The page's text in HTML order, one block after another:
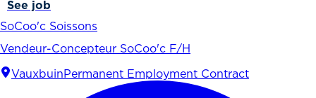
See job
SoCoo'c Soissons
Vendeur-Concepteur SoCoo'c F/H
Vauxbuin Permanent Employment Contract